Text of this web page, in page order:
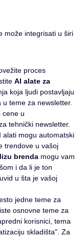
može integrisati u širi
proces
AI alate za
koja ljudi postavljaju
teme za newsletter.
cene u
tehnički newsletter.
alati mogu automatski
trendove u vašoj
brenda mogu vam
i da li je ton
u šta je vašoj
jedne teme za
osnovne teme za
korisnici, tema
skladišta". Za